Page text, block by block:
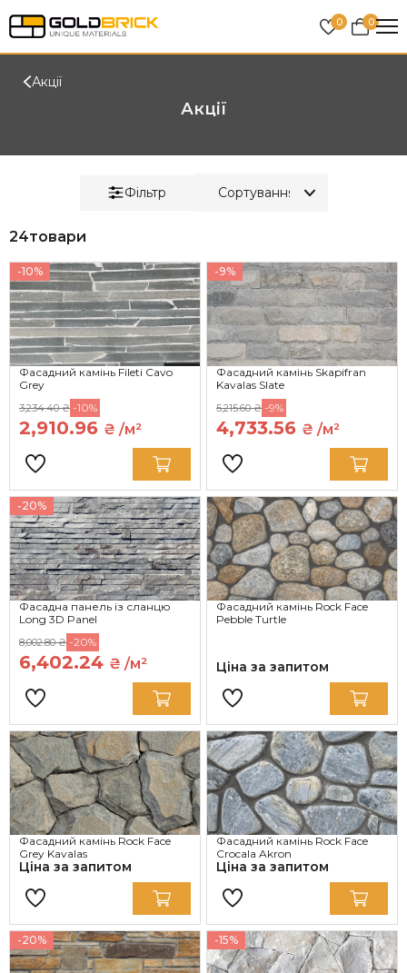
0 0
Акції
Акції
Фільтр
24товари
-10%
Фасадний камінь Fileti Cavo
Grey
3,234.40 ₴ -10%
2,910.96 ₴ /м²
-9%
Фасадний камінь Skapifran
Kavalas Slate
5,215.60 ₴ -9%
4,733.56 ₴ /м²
-20%
Фасадна панель із сланцю
Long 3D Panel
8,002.80 ₴ -20%
6,402.24 ₴ /м²
Фасадний камінь Rock Face
Pebble Turtle
Ціна за запитом
Фасадний камінь Rock Face
Grey Kavalas
Ціна за запитом
Фасадний камінь Rock Face
Crocala Akron
Ціна за запитом
-20% -15%